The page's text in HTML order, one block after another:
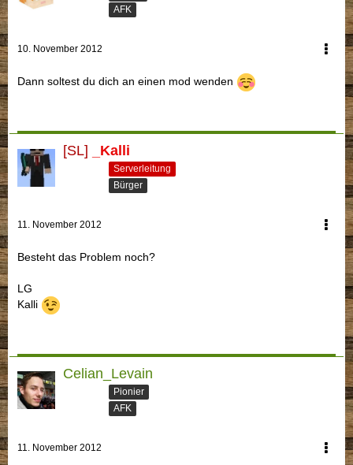
AFK
10. November 2012
Dann soltest du dich an einen mod wenden
[SL] _Kalli
Serverleitung
Bürger
11. November 2012
Besteht das Problem noch?
LG
Kalli
Celian_Levain
Pionier
AFK
11. November 2012